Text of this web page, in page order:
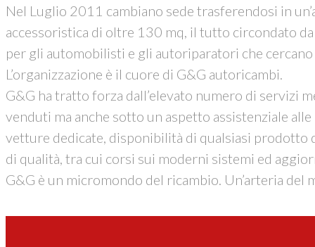
Nel Luglio 2011 cambiano sede trasferendosi in
accessoristica di oltre 130 mq, il tutto circondato
per gli automobilisti e gli autoriparatori che
L’organizzazione è il cuore di G&G autoricambi.
G&G ha tratto forza dall’elevato numero di servizi
venduti ma anche sotto un aspetto assistenziale
vetture dedicate, disponibilità di qualsiasi prodotto
di qualità, tra cui corsi sui moderni sistemi ed
G&G è un micromondo del ricambio. Un’arteria